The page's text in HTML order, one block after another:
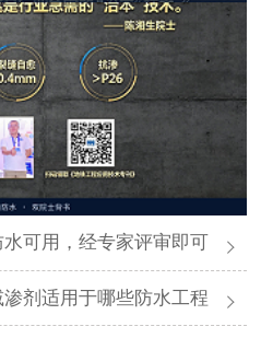
可用，经专家评审即可
渗剂适用于哪些防水工程